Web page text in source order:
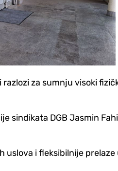
za sumnju visoki
sindikata DGB Jasmin
uslova i fleksibilnije